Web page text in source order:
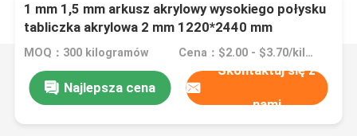
1 mm 1,5 mm arkusz akrylowy wysokiego połysku
tabliczka akrylowa 2 mm 1220*2440 mm
MOQ：300 kilogramów Cena：$2.00 - $3.70/kilograms
Najlepsza cena
Skontaktuj się z
nami